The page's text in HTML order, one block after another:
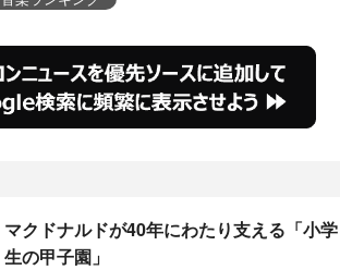
マクドナルドが40年にわたり支える「小学
生の甲子園」